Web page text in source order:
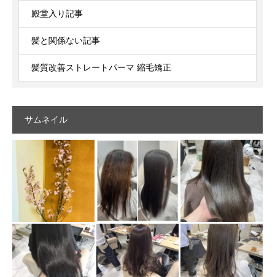
殿堂入り記事
髪と関係ない記事
髪質改善ストレートパーマ 縮毛矯正
サムネイル